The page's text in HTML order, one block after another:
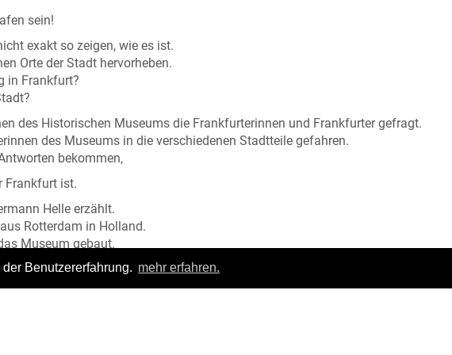
Benutzererfahrung. mehr erfahren.
sein!
exakt so zeigen, wie es ist.
Orte der Stadt hervorheben.
in Frankfurt?
des Historischen Museums die Frankfurterinnen und Frankfurter gefragt.
des Museums in die verschiedenen Stadtteile gefahren.
bekommen,
Frankfurt ist.
Helle erzählt.
Rotterdam in Holland.
Museum gebaut.
angefangen.
geholt.